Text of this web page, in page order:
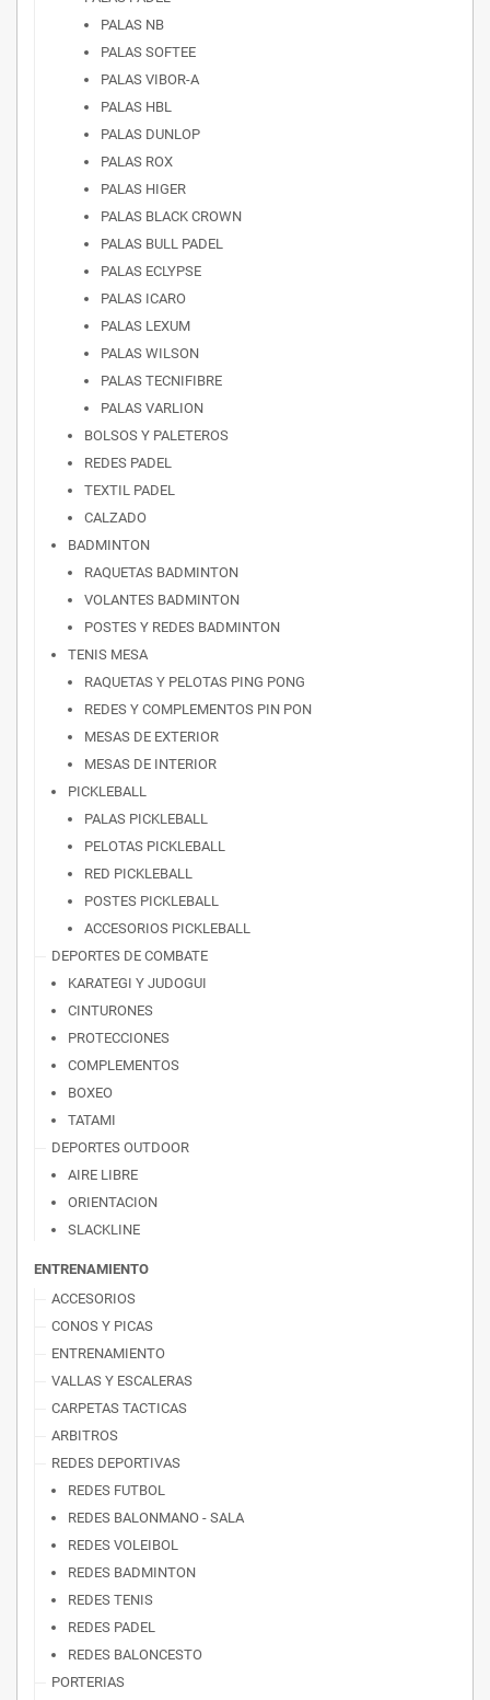
PALAS NB
PALAS SOFTEE
PALAS VIBOR-A
PALAS HBL
PALAS DUNLOP
PALAS ROX
PALAS HIGER
PALAS BLACK CROWN
PALAS BULL PADEL
PALAS ECLYPSE
PALAS ICARO
PALAS LEXUM
PALAS WILSON
PALAS TECNIFIBRE
PALAS VARLION
BOLSOS Y PALETEROS
REDES PADEL
TEXTIL PADEL
CALZADO
BADMINTON
RAQUETAS BADMINTON
VOLANTES BADMINTON
POSTES Y REDES BADMINTON
TENIS MESA
RAQUETAS Y PELOTAS PING PONG
REDES Y COMPLEMENTOS PIN PON
MESAS DE EXTERIOR
MESAS DE INTERIOR
PICKLEBALL
PALAS PICKLEBALL
PELOTAS PICKLEBALL
RED PICKLEBALL
POSTES PICKLEBALL
ACCESORIOS PICKLEBALL
DEPORTES DE COMBATE
KARATEGI Y JUDOGUI
CINTURONES
PROTECCIONES
COMPLEMENTOS
BOXEO
TATAMI
DEPORTES OUTDOOR
AIRE LIBRE
ORIENTACION
SLACKLINE
ENTRENAMIENTO
ACCESORIOS
CONOS Y PICAS
ENTRENAMIENTO
VALLAS Y ESCALERAS
CARPETAS TACTICAS
ARBITROS
REDES DEPORTIVAS
REDES FUTBOL
REDES BALONMANO - SALA
REDES VOLEIBOL
REDES BADMINTON
REDES TENIS
REDES PADEL
REDES BALONCESTO
PORTERIAS